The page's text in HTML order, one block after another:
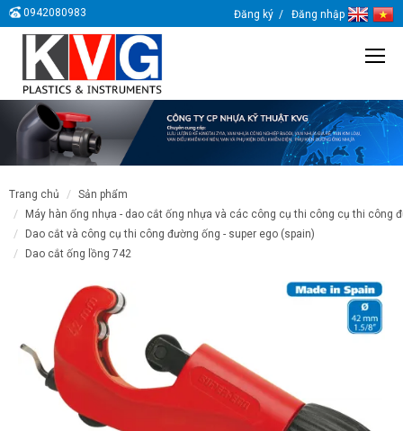
0942080983 Đăng ký Đăng nhập
trang chủ
sản phẩm
máy hàn ống nhựa - dao cắt ống nhựa và các công cụ thi công cụ thi công
dao cắt và công cụ thi công đường ống - super ego (spain)
dao cắt ống lồng 742